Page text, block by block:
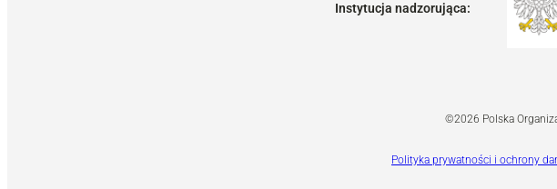
Instytucja nadzorująca:
©2026 Polska
Polityka prywatności i ochrony